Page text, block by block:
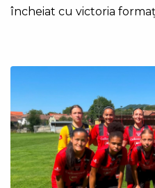
încheiat cu victoria